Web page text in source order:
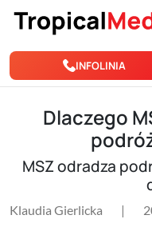
Przejdź do treści
INFOLINIA
Dlaczego
MSZ odradza
Klaudia Gierlicka |